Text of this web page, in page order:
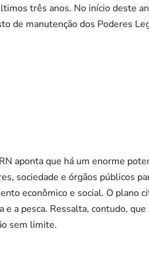
três anos. No início deste
de manutenção dos Poderes
aponta que há um enorme
sociedade e órgãos públicos
econômico e social. O plano
a pesca. Ressalta, contudo,
sem limite.